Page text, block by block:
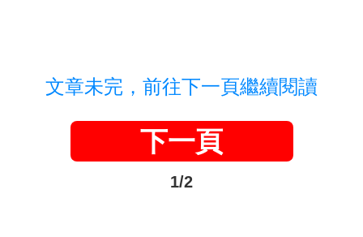
文章未完，前往下一頁繼續閱讀
下一頁
1/2